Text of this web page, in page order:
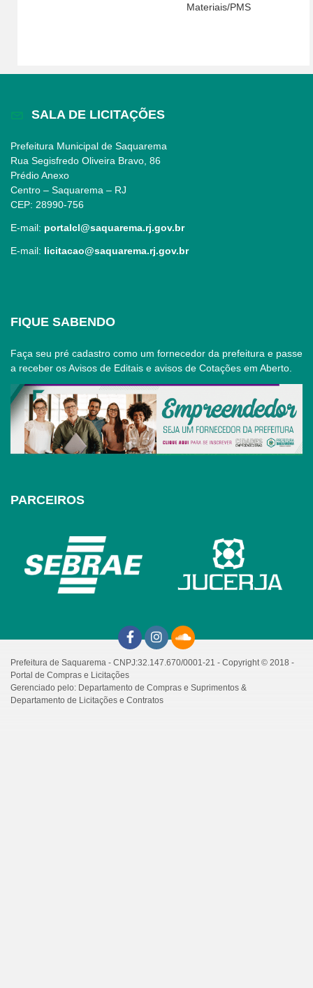
Materiais/PMS
SALA DE LICITAÇÕES
Prefeitura Municipal de Saquarema
Rua Segisfredo Oliveira Bravo, 86
Prédio Anexo
Centro – Saquarema – RJ
CEP: 28990-756
E-mail: portalcl@saquarema.rj.gov.br
E-mail: licitacao@saquarema.rj.gov.br
FIQUE SABENDO
Faça seu pré cadastro como um fornecedor da prefeitura e passe
a receber os Avisos de Editais e avisos de Cotações em Aberto.
PARCEIROS
Prefeitura de Saquarema - CNPJ:32.147.670/0001-21 - Copyright © 2018 -
Portal de Compras e Licitações
Gerenciado pelo: Departamento de Compras e Suprimentos &
Departamento de Licitações e Contratos